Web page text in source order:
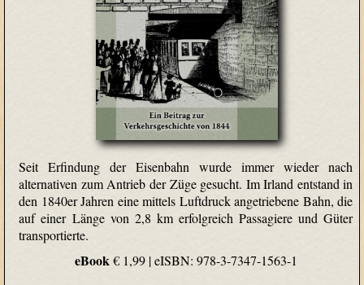
Seit Erfindung der Eisenbahn wurde immer wieder nach
alternativen zum Antrieb der Züge gesucht. Im Irland entstand in
den 1840er Jahren eine mittels Luftdruck angetriebene Bahn, die
auf einer Länge von 2,8 km erfolgreich Passagiere und Güter
transportierte.
eBook€ 1,99 |eISBN: 978-3-7347-1563-1